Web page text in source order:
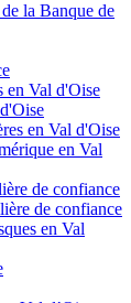
la Banque de
en Val d'Oise
en Val d'Oise
en Val
de confiance
de confiance
en Val